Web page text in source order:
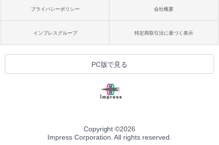
プライバシーポリシー 会社概要
インプレスグループ 特定商取引法に基づく表示
PC版で見る
Copyright ©2026
Impress Corporation. All rights reserved.